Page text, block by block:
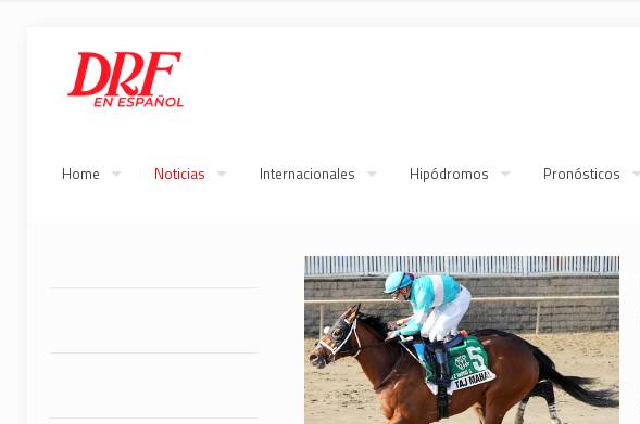
Home Noticias Internacionales Hipódromos Pronósticos